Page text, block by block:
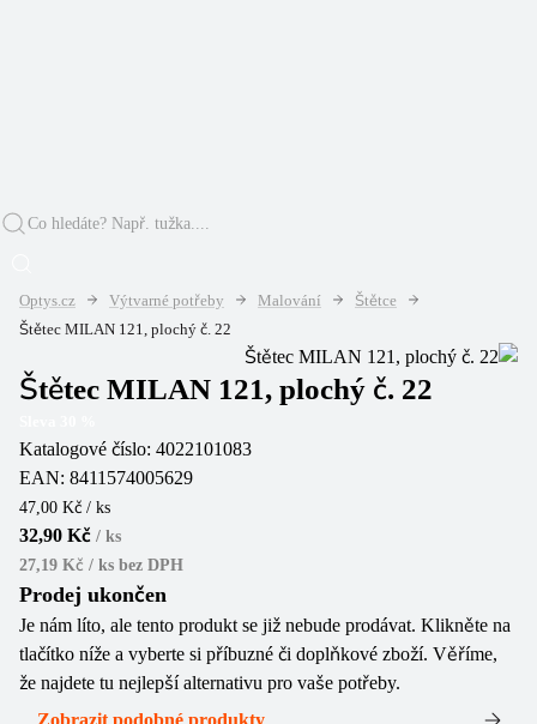
Optys.cz Výtvarné potřeby Malování
Štětce
Štětec MILAN 121, plochý č. 22
Štětec MILAN 121, plochý č. 22
Katalogové číslo: 4022101083
EAN: 8411574005629
47,00 Kč / ks
32,90 Kč / ks
27,19 Kč / ks bez DPH
Prodej ukončen
Je nám líto, ale tento produkt se již nebude prodávat. Klikněte na
tlačítko níže a vyberte si příbuzné či doplňkové zboží. Věříme,
že najdete tu nejlepší alternativu pro vaše potřeby.
Zobrazit podobné produkty